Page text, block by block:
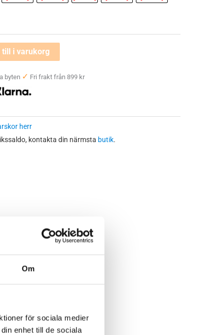
Om
för sociala medier
enhet till de sociala
till i varukorg
byten ✓ Fri frakt från 899 kr
herr
kontakta din närmsta butik.